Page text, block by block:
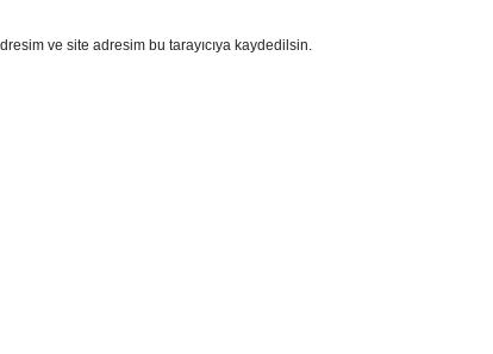
ve site adresim bu tarayıcıya kaydedilsin.